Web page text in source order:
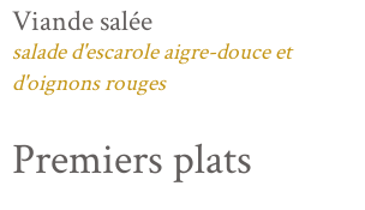
Viande salée
salade d'escarole aigre-douce et
d'oignons rouges
Premiers plats